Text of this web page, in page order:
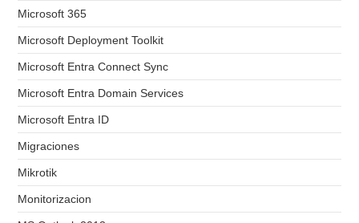
Microsoft 365
Microsoft Deployment Toolkit
Microsoft Entra Connect Sync
Microsoft Entra Domain Services
Microsoft Entra ID
Migraciones
Mikrotik
Monitorizacion